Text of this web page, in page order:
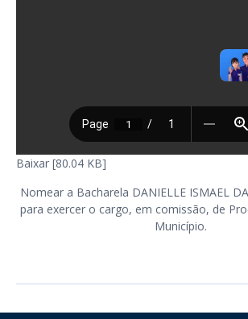
Baixar [80.04 KB]
Nomear a Bacharela DANIELLE ISMAEL
para exercer o cargo, em comissão, de
Município.